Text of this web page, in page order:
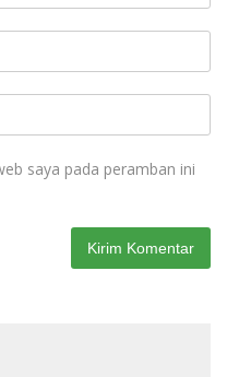
saya pada peramban ini